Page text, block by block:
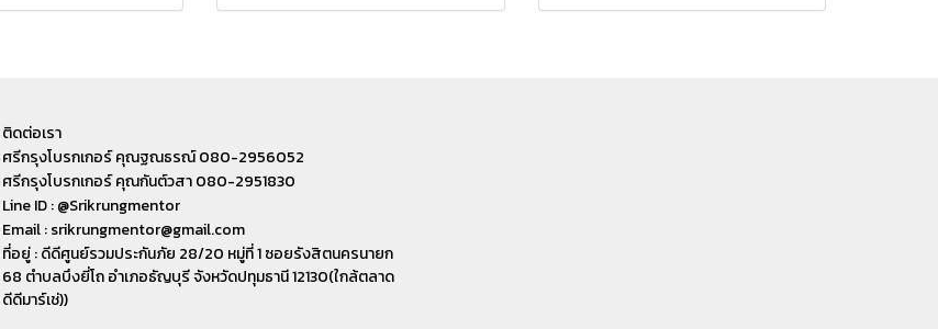
ติดต่อเรา
ศรีกรุงโบรกเกอร์ คุณฐณธรณ์ 080-2956052
ศรีกรุงโบรกเกอร์ คุณกันต์วสา 080-2951830
Line ID : @Srikrungmentor
Email : srikrungmentor@gmail.com
ที่อยู่ : ดีดีศูนย์รวมประกันภัย 28/20 หมู่ที่ 1 ซอยรังสิตนครนายก
68 ตำบลบึงยี่โถ อำเภอ​ธัญบุรี​ จังหวัดปทุมธานี​ 12130(ใกล้ตลาด
ดีดีมาร์เช่))